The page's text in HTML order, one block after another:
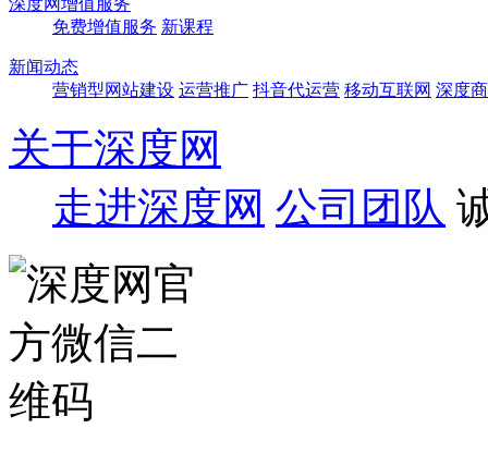
深度网增值服务
免费增值服务 新课程
新闻动态
营销型网站建设 运营推广 抖音代运营 移动互联网 深度
关于深度网
走进深度网 公司团队